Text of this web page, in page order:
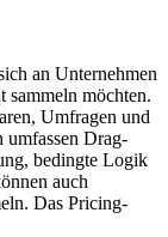
an Unternehmen
sammeln möchten.
Umfragen und
umfassen Drag-
bedingte Logik
auch
Das Pricing-